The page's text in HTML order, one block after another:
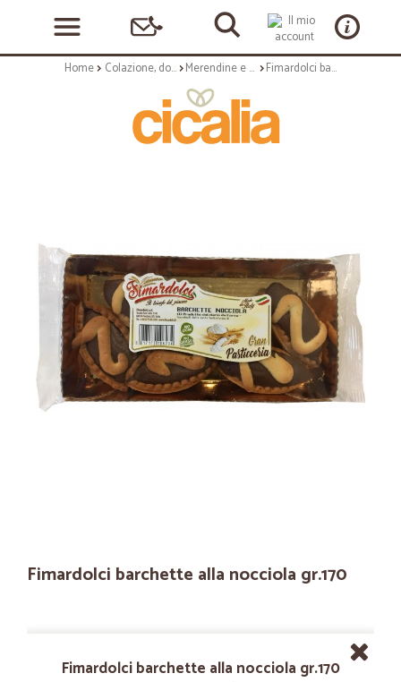
Home Colazione, dolciumi e snack Merendine e torte confezionate Fimardolci barchette alla nocciola gr.170
Fimardolci barchette alla nocciola gr.170
Fimardolci barchette alla nocciola gr.170